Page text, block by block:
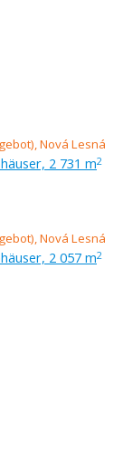
2 731 m2
2 057 m2